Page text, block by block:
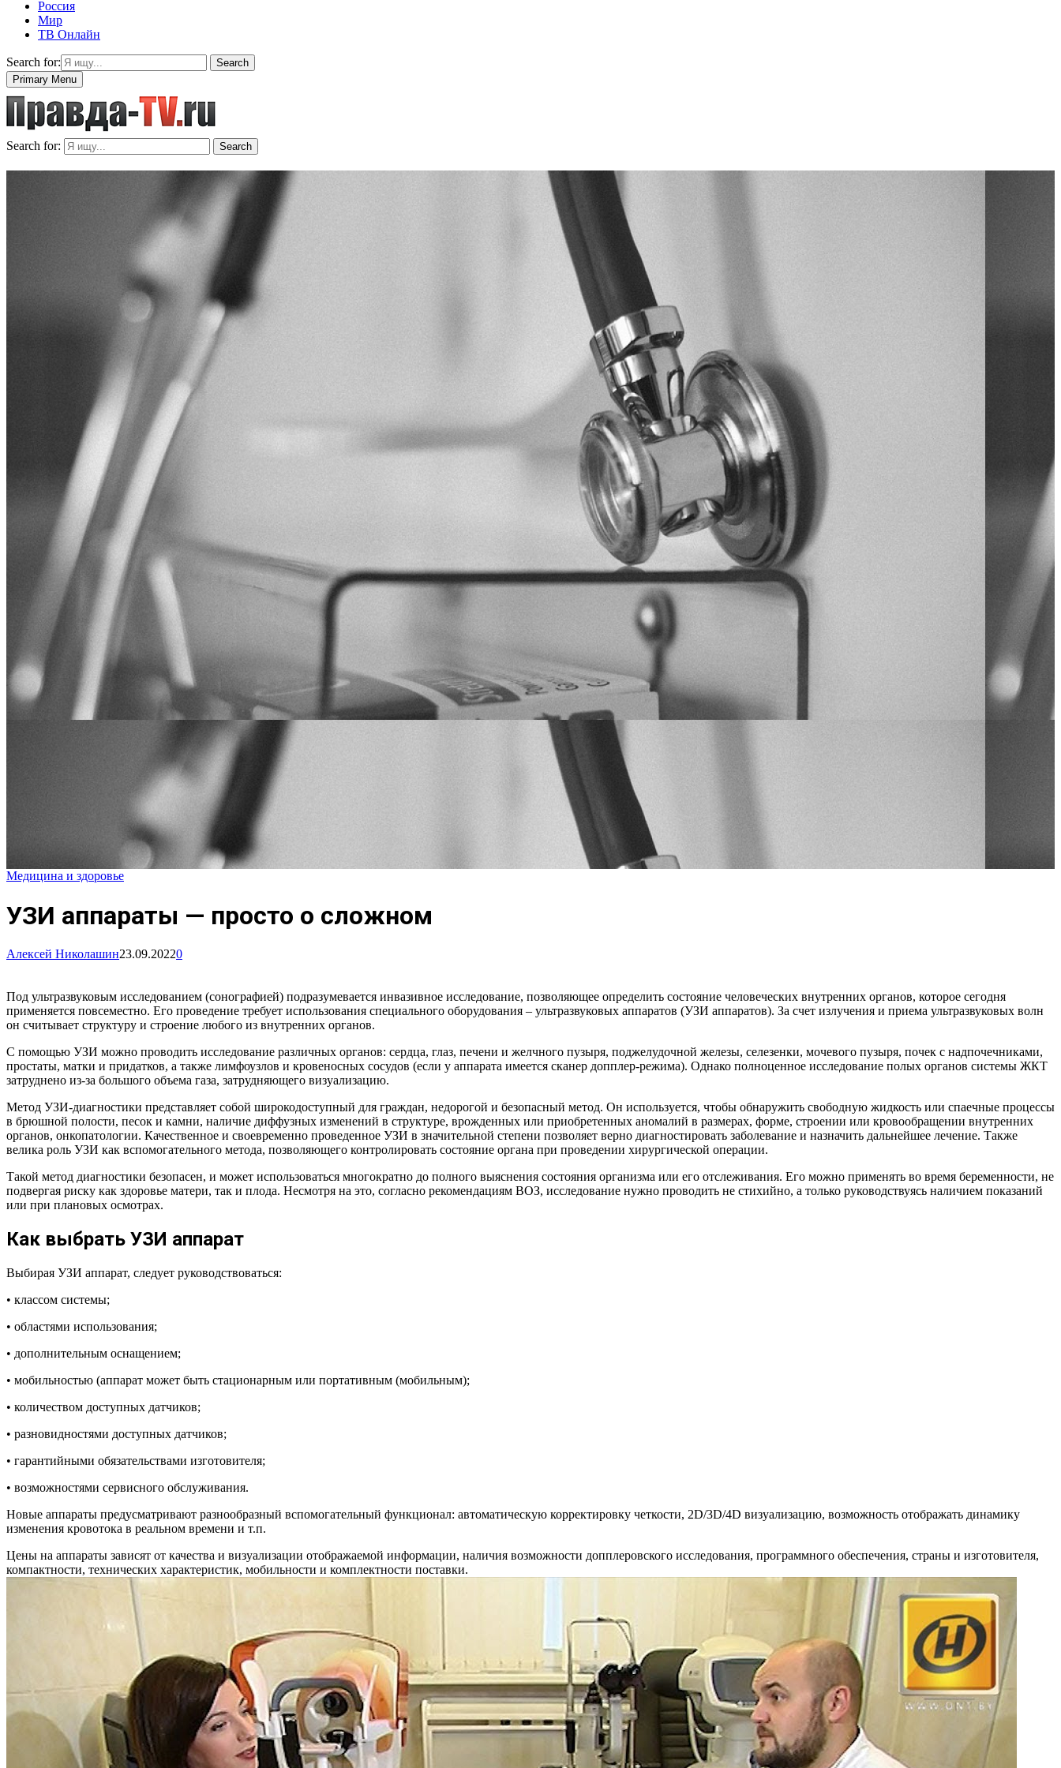
Россия
Мир
ТВ Онлайн
Search for:
Search
Primary Menu
Search for: Search
Медицина и здоровье
УЗИ аппараты — просто о сложном
Алексей Николашин23.09.20220
Под ультразвуковым исследованием (сонографией) подразумевается инвазивное исследование, позволяющее определить состояние человеческих внутренних органов, которое сегодня
применяется повсеместно. Его проведение требует использования специального оборудования – ультразвуковых аппаратов (УЗИ аппаратов). За счет излучения и приема ультразвуковых волн
он считывает структуру и строение любого из внутренних органов.
С помощью УЗИ можно проводить исследование различных органов: сердца, глаз, печени и желчного пузыря, поджелудочной железы, селезенки, мочевого пузыря, почек с надпочечниками,
простаты, матки и придатков, а также лимфоузлов и кровеносных сосудов (если у аппарата имеется сканер допплер-режима). Однако полноценное исследование полых органов системы ЖКТ
затруднено из-за большого объема газа, затрудняющего визуализацию.
Метод УЗИ-диагностики представляет собой широкодоступный для граждан, недорогой и безопасный метод. Он используется, чтобы обнаружить свободную жидкость или спаечные процессы
в брюшной полости, песок и камни, наличие диффузных изменений в структуре, врожденных или приобретенных аномалий в размерах, форме, строении или кровообращении внутренних
органов, онкопатологии. Качественное и своевременно проведенное УЗИ в значительной степени позволяет верно диагностировать заболевание и назначить дальнейшее лечение. Также
велика роль УЗИ как вспомогательного метода, позволяющего контролировать состояние органа при проведении хирургической операции.
Такой метод диагностики безопасен, и может использоваться многократно до полного выяснения состояния организма или его отслеживания. Его можно применять во время беременности, не
подвергая риску как здоровье матери, так и плода. Несмотря на это, согласно рекомендациям ВОЗ, исследование нужно проводить не стихийно, а только руководствуясь наличием показаний
или при плановых осмотрах.
Как выбрать УЗИ аппарат
Выбирая УЗИ аппарат, следует руководствоваться:
• классом системы;
• областями использования;
• дополнительным оснащением;
• мобильностью (аппарат может быть стационарным или портативным (мобильным);
• количеством доступных датчиков;
• разновидностями доступных датчиков;
• гарантийными обязательствами изготовителя;
• возможностями сервисного обслуживания.
Новые аппараты предусматривают разнообразный вспомогательный функционал: автоматическую корректировку четкости, 2D/3D/4D визуализацию, возможность отображать динамику
изменения кровотока в реальном времени и т.п.
Цены на аппараты зависят от качества и визуализации отображаемой информации, наличия возможности допплеровского исследования, программного обеспечения, страны и изготовителя,
компактности, технических характеристик, мобильности и комплектности поставки.